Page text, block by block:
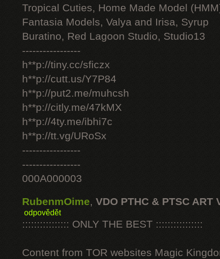
Tropical Cuties, Home Made Model
Fantasia Models, Valya and Irisa, Syrup
Buratino, Red Lagoon Studio, Studio13
-----------------
h**p://tiny.cc/sficzx
h**p://cutt.us/Y7P84
h**p://put2.me/muhcsh
h**p://citly.me/47kMX
h**p://4ty.me/ibhi7c
h**p://tt.vg/URoSx
-----------------
-----------------
000A000003
RubenmOime, VDO PTHC & PTSC ART
odpovědět
:::::::::::::::: ONLY THE BEST ::::::::::::::::
Content from TOR websites Magic